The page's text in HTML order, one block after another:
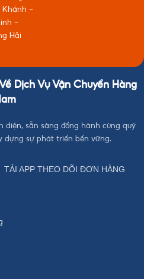
Khánh -
-
Hải
Dịch Vụ Vận Chuyển Hàng
diện, sẵn sàng đồng hành cùng quý
sự phát triển bền vững.
TẢI APP THEO DÕI ĐƠN HÀNG